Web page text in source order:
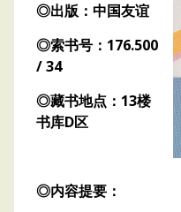
◎出版：中国友谊
◎索书号：176.500
/ 34
◎藏书地点：13楼
书库D区
◎内容提要：